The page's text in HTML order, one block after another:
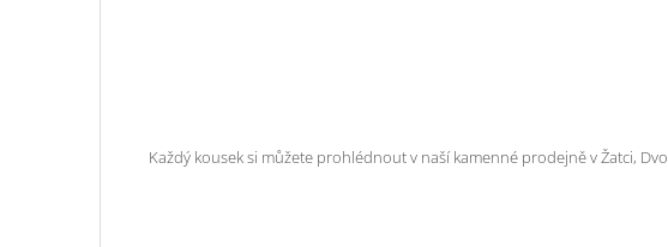
Každý kousek si můžete prohlédnout v naší kamenné prodejně v Žatci,